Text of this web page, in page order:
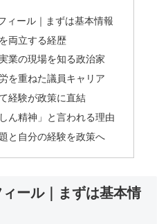
ィール｜まずは基本情報
両立する経歴
業の現場を知る政治家
を重ねた議員キャリア
経験が政策に直結
精神」と言われる理由
と自分の経験を政策へ
ール｜まずは基本情